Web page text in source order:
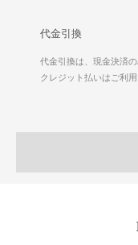
代金引換
代金引換は、現金決済の
クレジット払いはご利